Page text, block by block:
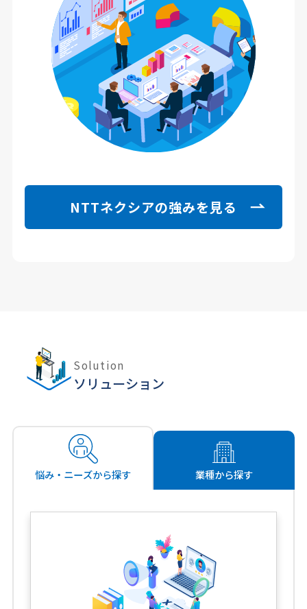
NTTネクシアの強みを見る
Solution
ソリューション
悩み・ニーズから探す 業種から探す